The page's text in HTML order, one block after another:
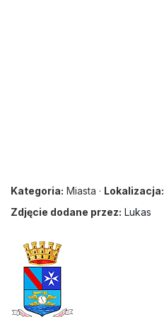
Kategoria: Miasta · Lokalizacja:
Zdjęcie dodane przez: Lukas